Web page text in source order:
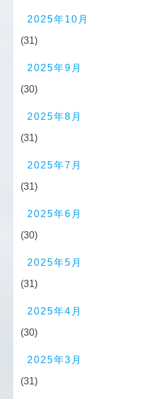
2025年10月
(31)
2025年9月
(30)
2025年8月
(31)
2025年7月
(31)
2025年6月
(30)
2025年5月
(31)
2025年4月
(30)
2025年3月
(31)